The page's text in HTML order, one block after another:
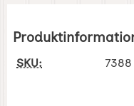
SKU: 7388